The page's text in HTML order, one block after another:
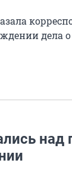
дела
над